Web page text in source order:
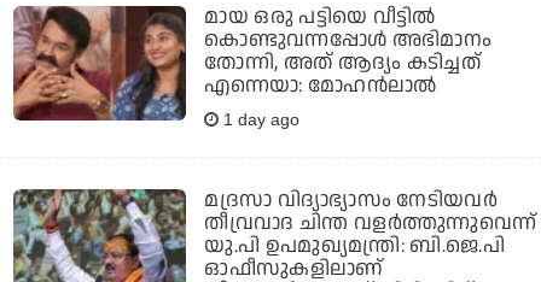
മായ ഒരു പട്ടിയെ വീട്ടില്‍
കൊണ്ടുവന്നപ്പോള്‍ അഭിമാനം
തോന്നി, അത് ആദ്യം കടിച്ചത്
എന്നെയാ: മോഹന്‍ലാല്‍
1 day ago
മദ്രസാ വിദ്യാഭ്യാസം നേടിയവര്‍
തീവ്രവാദ ചിന്ത വളര്‍ത്തുന്നുവെന്ന്
യു.പി ഉപമുഖ്യമന്ത്രി: ബി.ജെ.പി
ഓഫീസുകളിലാണ്